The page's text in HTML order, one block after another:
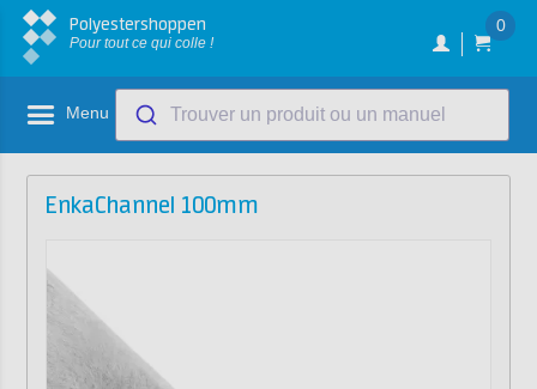
Polyestershoppen
Pour tout ce qui colle !
0
Menu Trouver un produit ou un manuel
EnkaChannel 100mm